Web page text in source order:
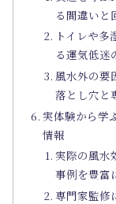
る間違いと
トイレや多
る運気低迷
風水外の要
落とし穴と
実体験から学
情報
実際の風水
事例を豊富
専門家監修